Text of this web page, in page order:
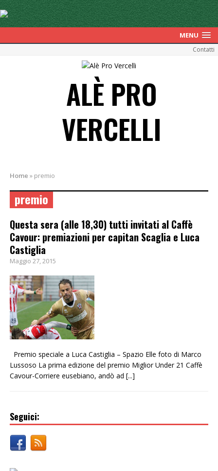
MENU
Contatti
ALÈ PRO
VERCELLI
Home » premio
premio
Questa sera (alle 18,30) tutti invitati al Caffè
Cavour: premiazioni per capitan Scaglia e Luca
Castiglia
Maggio 27, 2015
Premio speciale a Luca Castiglia – Spazio Elle foto di Marco
Lussoso La prima edizione del premio Miglior Under 21 Caffè
Cavour-Corriere eusebiano, andò ad [...]
Seguici: